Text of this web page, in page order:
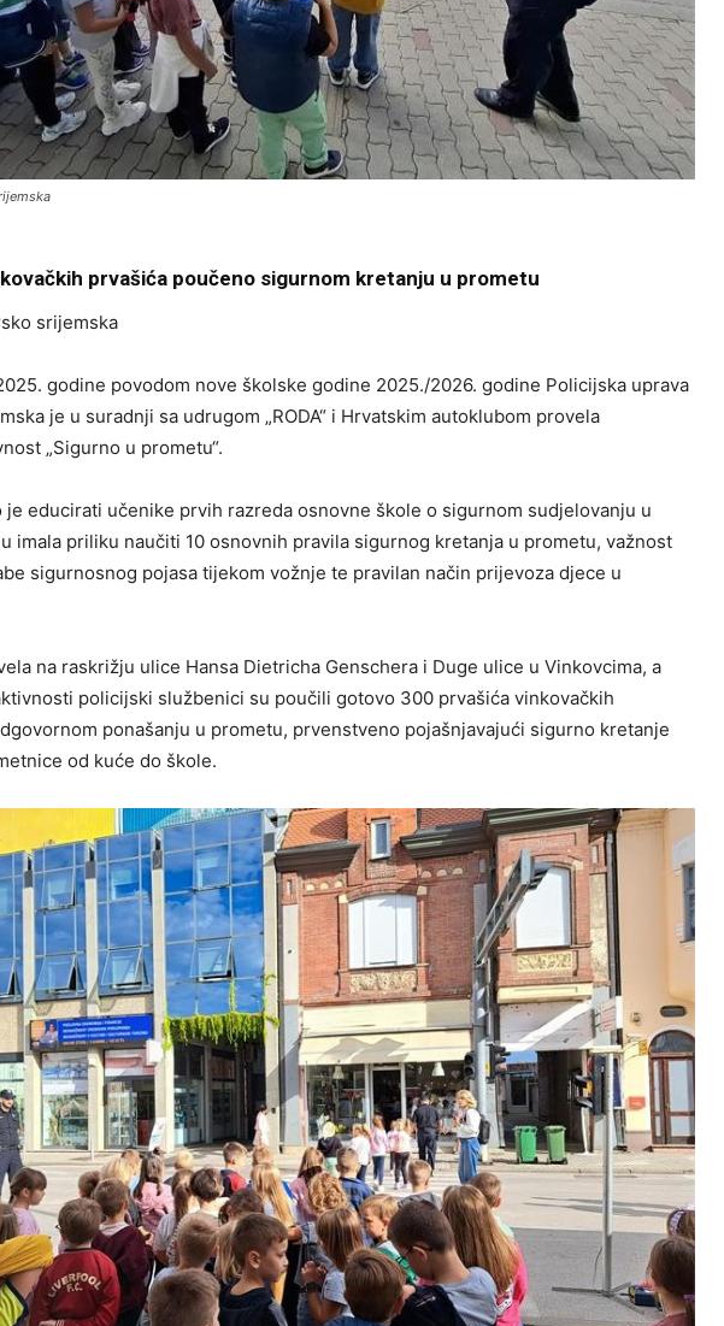
prvašića poučeno sigurnom kretanju u prometu
srijemska
godine povodom nove školske godine 2025./2026. godine Policijska uprava
je u suradnji sa udrugom „RODA“ i Hrvatskim autoklubom provela
„Sigurno u prometu“.
je educirati učenike prvih razreda osnovne škole o sigurnom sudjelovanju u
imala priliku naučiti 10 osnovnih pravila sigurnog kretanja u prometu, važnost
sigurnosnog pojasa tijekom vožnje te pravilan način prijevoza djece u
na raskrižju ulice Hansa Dietricha Genschera i Duge ulice u Vinkovcima, a
policijski službenici su poučili gotovo 300 prvašića vinkovačkih
ponašanju u prometu, prvenstveno pojašnjavajući sigurno kretanje
od kuće do škole.